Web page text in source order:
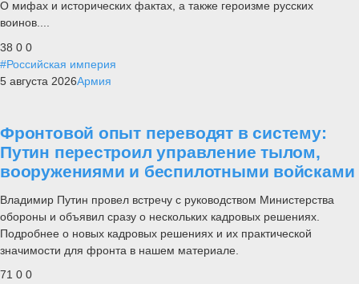
О мифах и исторических фактах, а также героизме русских
воинов....
38 0 0
#Российская империя
5 августа 2026Армия
Фронтовой опыт переводят в систему:
Путин перестроил управление тылом,
вооружениями и беспилотными войсками
Владимир Путин провел встречу с руководством Министерства
обороны и объявил сразу о нескольких кадровых решениях.
Подробнее о новых кадровых решениях и их практической
значимости для фронта в нашем материале.
71 0 0